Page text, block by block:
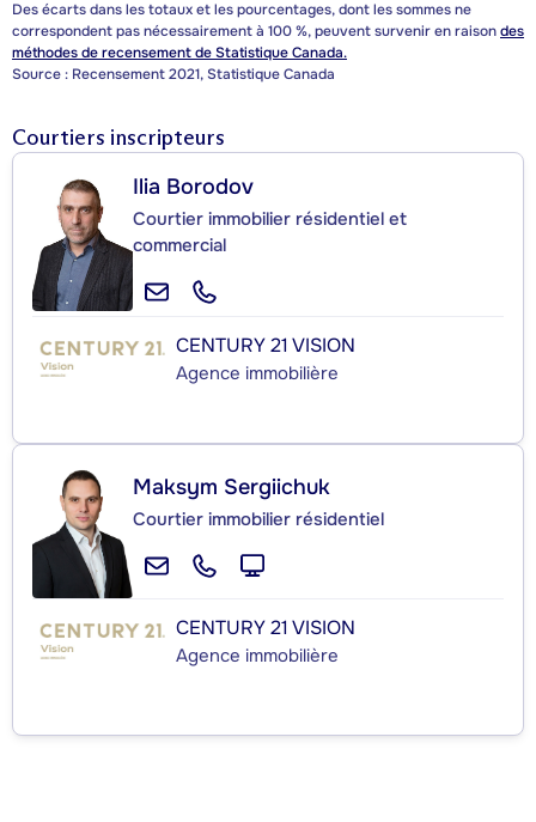
Des écarts dans les totaux et les pourcentages, dont les sommes ne
correspondent pas nécessairement à 100 %, peuvent survenir en raisondes
méthodes de recensement de Statistique Canada.
Source : Recensement 2021, Statistique Canada
Courtiers inscripteurs
Ilia Borodov
Courtier immobilier résidentiel et
commercial
CENTURY 21 VISION
Agence immobilière
Maksym Sergiichuk
Courtier immobilier résidentiel
CENTURY 21 VISION
Agence immobilière